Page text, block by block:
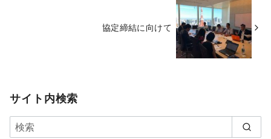
協定締結に向けて
サイト内検索